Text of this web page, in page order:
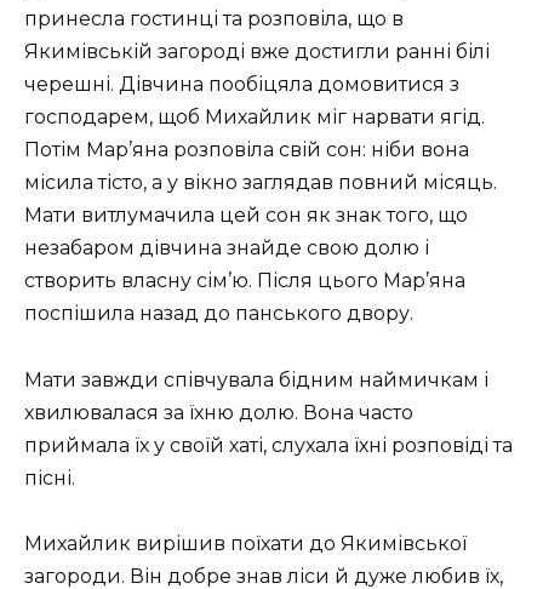
принесла гостинці та розповіла, що в
Якимівській загороді вже достигли ранні білі
черешні. Дівчина пообіцяла домовитися з
господарем, щоб Михайлик міг нарвати ягід.
Потім Мар’яна розповіла свій сон: ніби вона
місила тісто, а у вікно заглядав повний місяць.
Мати витлумачила цей сон як знак того, що
незабаром дівчина знайде свою долю і
створить власну сім’ю. Після цього Мар’яна
поспішила назад до панського двору.
Мати завжди співчувала бідним наймичкам і
хвилювалася за їхню долю. Вона часто
приймала їх у своїй хаті, слухала їхні розповіді та
пісні.
Михайлик вирішив поїхати до Якимівської
загороди. Він добре знав ліси й дуже любив їх,